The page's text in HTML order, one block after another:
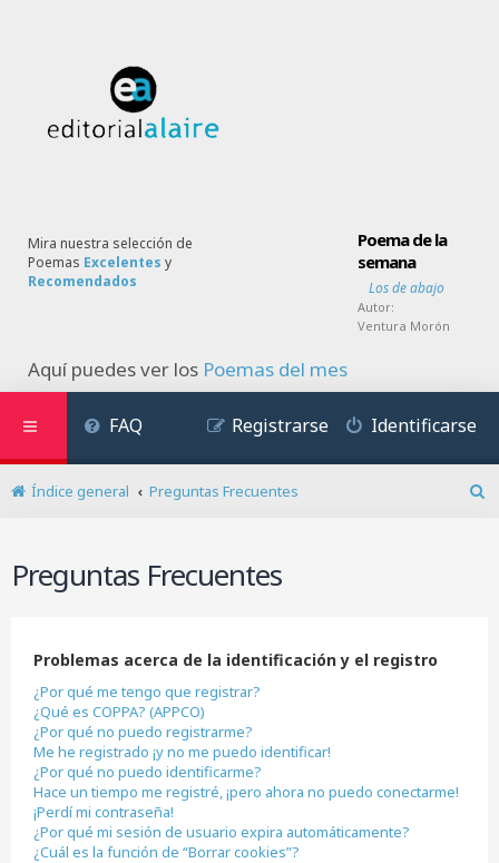
Mira nuestra selección de
Poemas Excelentes y
Recomendados
Poema de la
semana
Los de abajo
Autor:
Ventura Morón
Aquí puedes ver los Poemas del mes
FAQ Identificarse
Registrarse
Índice general
Preguntas Frecuentes
Preguntas Frecuentes
Problemas acerca de la identificación y el registro
¿Por qué me tengo que registrar?
¿Qué es COPPA? (APPCO)
¿Por qué no puedo registrarme?
Me he registrado ¡y no me puedo identificar!
¿Por qué no puedo identificarme?
Hace un tiempo me registré, ¡pero ahora no puedo conectarme!
¡Perdí mi contraseña!
¿Por qué mi sesión de usuario expira automáticamente?
¿Cuál es la función de “Borrar cookies”?